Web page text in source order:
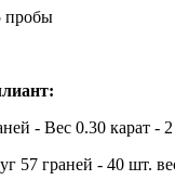
пробы
- Вес 0.30 карат - 2
57 граней - 40 шт.